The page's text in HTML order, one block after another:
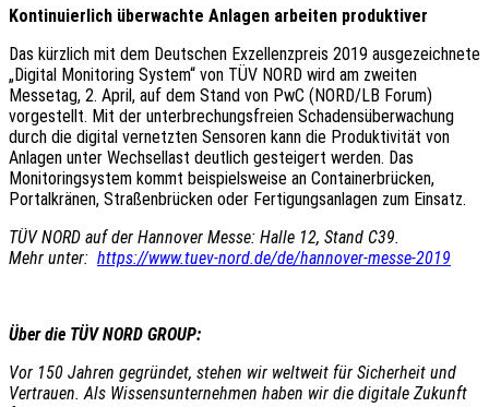
Kontinuierlich überwachte Anlagen arbeiten produktiver
Das kürzlich mit dem Deutschen Exzellenzpreis 2019 ausgezeichnete
„Digital Monitoring System“ von TÜV NORD wird am zweiten
Messetag, 2. April, auf dem Stand von PwC (NORD/LB Forum)
vorgestellt. Mit der unterbrechungsfreien Schadensüberwachung
durch die digital vernetzten Sensoren kann die Produktivität von
Anlagen unter Wechsellast deutlich gesteigert werden. Das
Monitoringsystem kommt beispielsweise an Containerbrücken,
Portalkränen, Straßenbrücken oder Fertigungsanlagen zum Einsatz.
TÜV NORD auf der Hannover Messe: Halle 12, Stand C39.
Mehr unter: https://www.tuev-nord.de/de/hannover-messe-2019
Über die TÜV NORD GROUP:
Vor 150 Jahren gegründet, stehen wir weltweit für Sicherheit und
Vertrauen. Als Wissensunternehmen haben wir die digitale Zukunft